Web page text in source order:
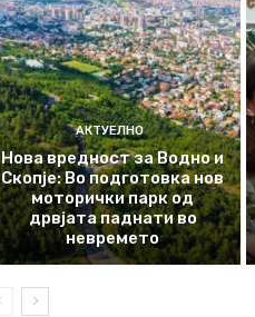
АКТУЕЛНО
Нова вредност за Водно и
Скопје: Во подготовка нов
моторички парк од
дрвјата паднати во
невремето